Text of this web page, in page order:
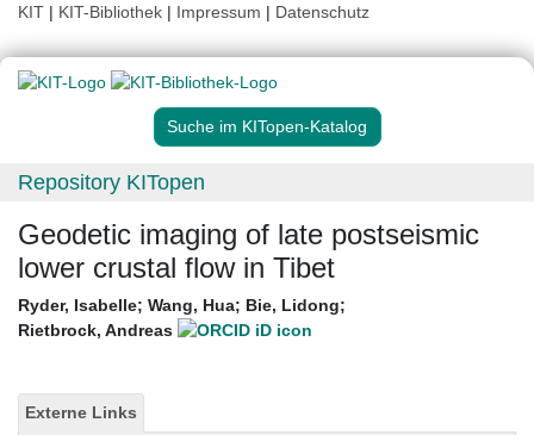
KIT | KIT-Bibliothek | Impressum | Datenschutz
Suche im KITopen-Katalog
Repository KITopen
Geodetic imaging of late postseismic
lower crustal flow in Tibet
Ryder, Isabelle; Wang, Hua; Bie, Lidong;
Rietbrock, Andreas
Externe Links